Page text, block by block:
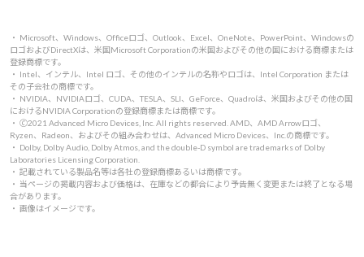
・ Microsoft、Windows、Officeロゴ、Outlook、Excel、OneNote、PowerPoint、Windowsの
ロゴおよびDirectXは、米国Microsoft Corporationの米国およびその他の国における商標または
登録商標です。
・ Intel、インテル、Intel ロゴ、その他のインテルの名称やロゴは、Intel Corporation または
その子会社の商標です。
・ NVIDIA、NVIDIAロゴ、CUDA、TESLA、SLI、GeForce、Quadroは、米国およびその他の国
におけるNVIDIA Corporationの登録商標または商標です。
・ 🄫2021 Advanced Micro Devices, Inc. All rights reserved. AMD、AMD Arrowロゴ、
Ryzen、Radeon、およびその組み合わせは、Advanced Micro Devices、Inc.の商標です。
・ Dolby, Dolby Audio, Dolby Atmos, and the double-D symbol are trademarks of Dolby
Laboratories Licensing Corporation.
・ 記載されている製品名等は各社の登録商標あるいは商標です。
・ 当ページの掲載内容および価格は、在庫などの都合により予告無く変更または終了となる場
合があります。
・ 画像はイメージです。